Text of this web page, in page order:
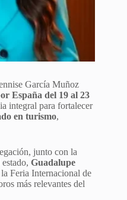
García Muñoz
España del 19 al 23
integral para fortalecer
en turismo,
junto con la
Guadalupe
Feria Internacional de
más relevantes del